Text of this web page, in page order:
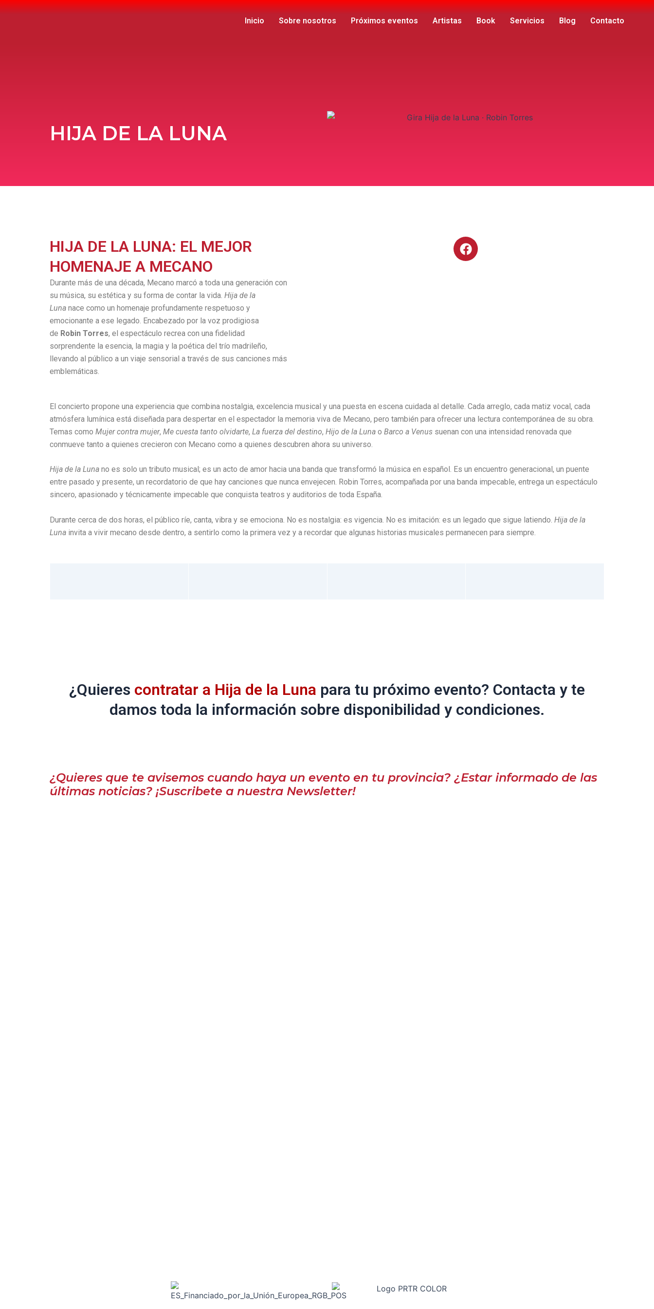
Ir
Inicio Sobre nosotros Próximos eventos Artistas Book Servicios Blog Contacto
HIJA DE LA LUNA
HIJA DE LA LUNA: EL MEJOR
HOMENAJE A MECANO
Durante más de una década, Mecano marcó a toda una generación con
su música, su estética y su forma de contar la vida. Hija de la
Luna nace como un homenaje profundamente respetuoso y
emocionante a ese legado. Encabezado por la voz prodigiosa
de Robin Torres, el espectáculo recrea con una fidelidad
sorprendente la esencia, la magia y la poética del trío madrileño,
llevando al público a un viaje sensorial a través de sus canciones más
emblemáticas.
F
a
El concierto propone una experiencia que combina nostalgia, excelencia musical y una puesta en escena cuidada al detalle. Cada arreglo, cada matiz vocal, cada
atmósfera lumínica está diseñada para despertar en el espectador la memoria viva de Mecano, pero también para ofrecer una lectura contemporánea de su obra.
Temas como Mujer contra mujer, Me cuesta tanto olvidarte, La fuerza del destino, Hijo de la Luna o Barco a Venus suenan con una intensidad renovada que
conmueve tanto a quienes crecieron con Mecano como a quienes descubren ahora su universo.
Hija de la Luna no es solo un tributo musical; es un acto de amor hacia una banda que transformó la música en español. Es un encuentro generacional, un puente
entre pasado y presente, un recordatorio de que hay canciones que nunca envejecen. Robin Torres, acompañada por una banda impecable, entrega un espectáculo
sincero, apasionado y técnicamente impecable que conquista teatros y auditorios de toda España.
Durante cerca de dos horas, el público ríe, canta, vibra y se emociona. No es nostalgia: es vigencia. No es imitación: es un legado que sigue latiendo. Hija de la
Luna invita a vivir mecano desde dentro, a sentirlo como la primera vez y a recordar que algunas historias musicales permanecen para siempre.
¿Quieres contratar a Hija de la Luna para tu próximo evento? Contacta y te
damos toda la información sobre disponibilidad y condiciones.
¿Quieres que te avisemos cuando haya un evento en tu provincia? ¿Estar informado de las
últimas noticias? ¡Suscribete a nuestra Newsletter!